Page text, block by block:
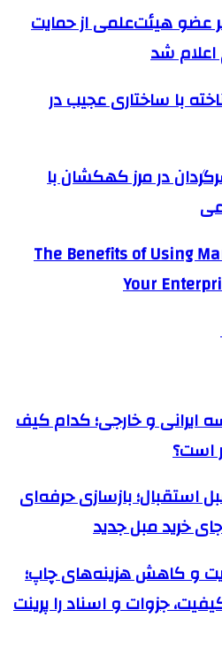
هیئت‌علمی از حمایت
شد
با ساختاری عجیب در
در مرز کهکشان با
The Benefits of Using
Your
و خارجی؛ کدام کیف
است؟
استقبال؛ بازسازی حرفه‌ای
و کاهش هزینه‌های چاپ؛
جزوات و اسناد را پرینت